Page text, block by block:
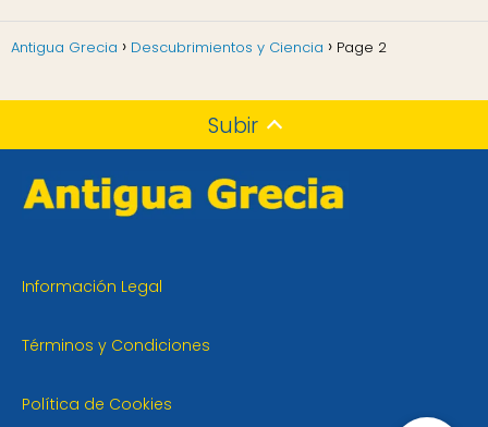
Antigua Grecia Descubrimientos y Ciencia Page 2
Subir
Información Legal
Términos y Condiciones
Política de Cookies